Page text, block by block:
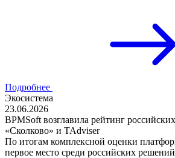
Подробнее
Экосистема
23.06.2026
BPMSoft возглавила рейтинг
«Сколково» и TAdviser
По итогам комплексной оценки
первое место среди российских